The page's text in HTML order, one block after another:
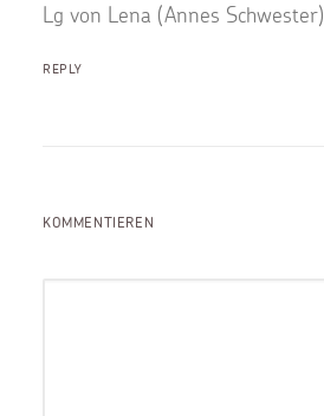
Lg von Lena (Annes Schwester)
REPLY
KOMMENTIEREN